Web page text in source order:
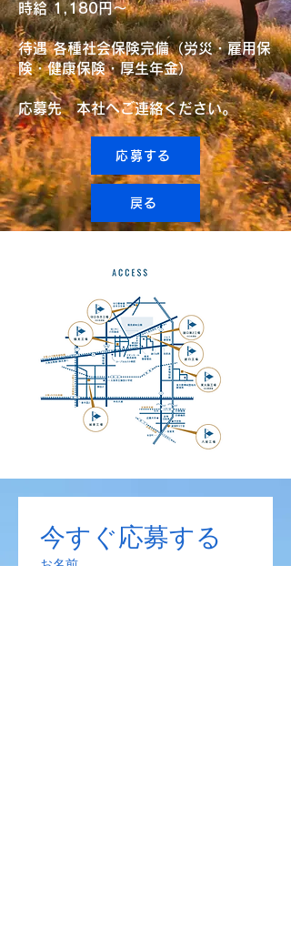
時給 1,180円～
待遇 各種社会保険完備（労災・雇用保
険・健康保険・厚生年金）
応募先 本社へご連絡ください。
応募する
戻る
今すぐ応募する
お名前